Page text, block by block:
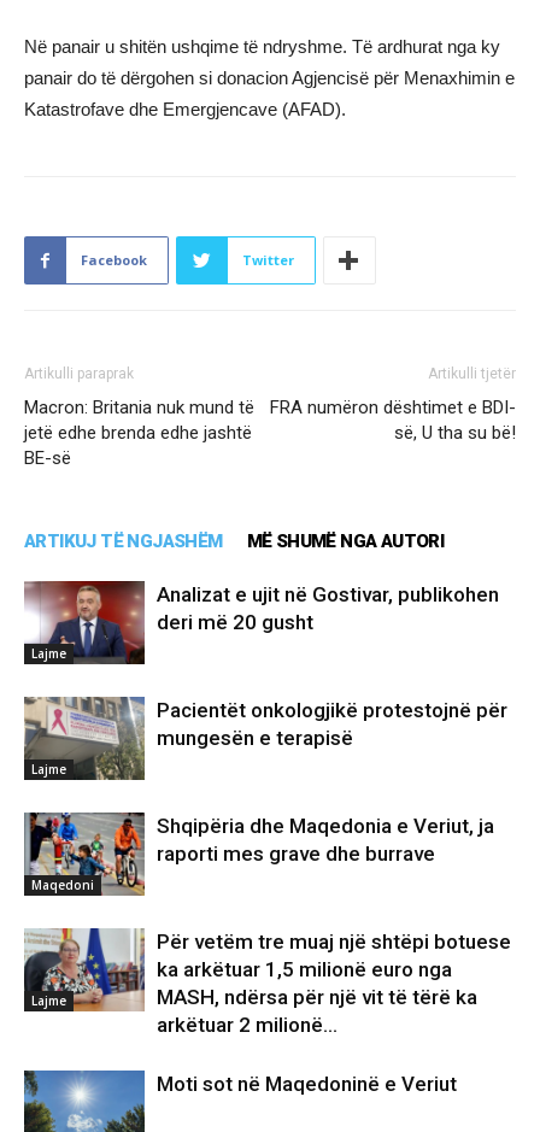
Në panair u shitën ushqime të ndryshme. Të ardhurat nga ky
panair do të dërgohen si donacion Agjencisë për Menaxhimin e
Katastrofave dhe Emergjencave (AFAD).
Facebook Twitter
Artikulli paraprak
Macron: Britania nuk mund të
jetë edhe brenda edhe jashtë
BE-së
Artikulli tjetër
FRA numëron dështimet e BDI-
së, U tha su bë!
ARTIKUJ TË NGJASHËM MË SHUMË NGA AUTORI
Lajme
Analizat e ujit në Gostivar, publikohen
deri më 20 gusht
Lajme
Pacientët onkologjikë protestojnë për
mungesën e terapisë
Maqedoni
Shqipëria dhe Maqedonia e Veriut, ja
raporti mes grave dhe burrave
Lajme
Për vetëm tre muaj një shtëpi botuese
ka arkëtuar 1,5 milionë euro nga
MASH, ndërsa për një vit të tërë ka
arkëtuar 2 milionë...
Moti sot në Maqedoninë e Veriut